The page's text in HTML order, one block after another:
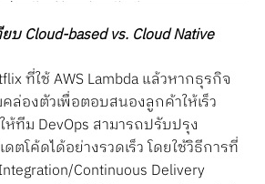
บ Cloud-based vs. Cloud Native
ที่ใช้ AWS Lambda แล้วหากธุรกิจ
ล่องตัวเพื่อตอบสนองลูกค้าให้เร็ว
ห้ทีม DevOps สามารถปรับปรุง
ตโค้ดได้อย่างรวดเร็ว โดยใช้วิธีการที่
Continuous Delivery